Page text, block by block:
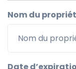
Nom du